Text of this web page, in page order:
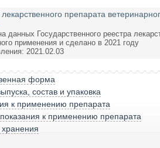
препарата
данных Государственного реестра
применения и сделано в 2021 году
2021.02.03
форма
состав и упаковка
к применению препарата
к применению препарата